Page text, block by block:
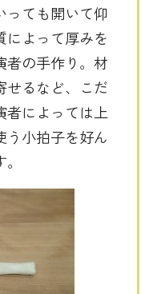
っても開いて仰
によって厚みを
者の手作り。材
せるなど、こだ
者によっては上
う小拍子を好ん